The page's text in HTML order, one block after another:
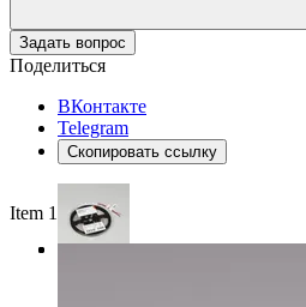
Задать вопрос
Поделиться
ВКонтакте
Telegram
Скопировать ссылку
Item 1 of 3